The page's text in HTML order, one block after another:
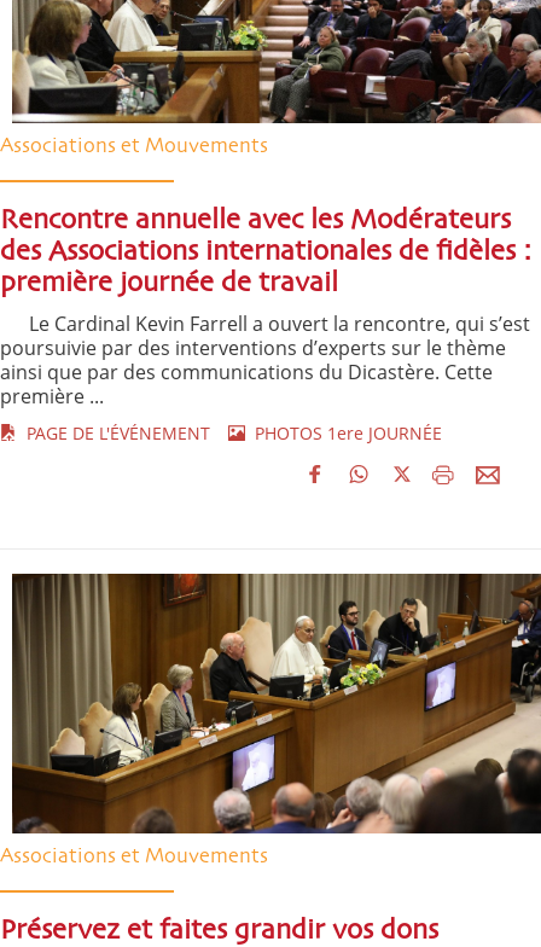
Associations et Mouvements
Rencontre annuelle avec les Modérateurs
des Associations internationales de fidèles :
première journée de travail
Le Cardinal Kevin Farrell a ouvert la rencontre, qui s’est
poursuivie par des interventions d’experts sur le thème
ainsi que par des communications du Dicastère. Cette
première ...
PAGE DE L'ÉVÉNEMENT PHOTOS 1ere JOURNÉE
Associations et Mouvements
Préservez et faites grandir vos dons